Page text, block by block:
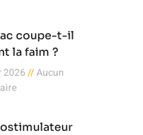
coupe-t-il
la faim ?
2026
Aucun